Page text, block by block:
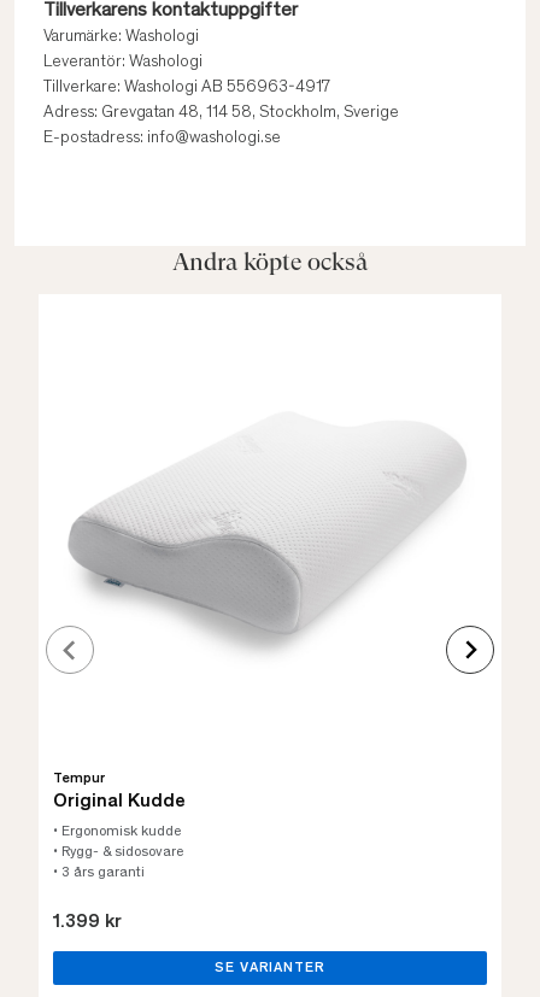
Tillverkarens kontaktuppgifter
Varumärke: Washologi
Leverantör: Washologi
Tillverkare: Washologi AB 556963-4917
Adress: Grevgatan 48, 114 58, Stockholm, Sverige
E-postadress: info@washologi.se
Andra köpte också
Tempur
Original Kudde
• Ergonomisk kudde
• Rygg- & sidosovare
• 3 års garanti
1.399 kr
SE VARIANTER